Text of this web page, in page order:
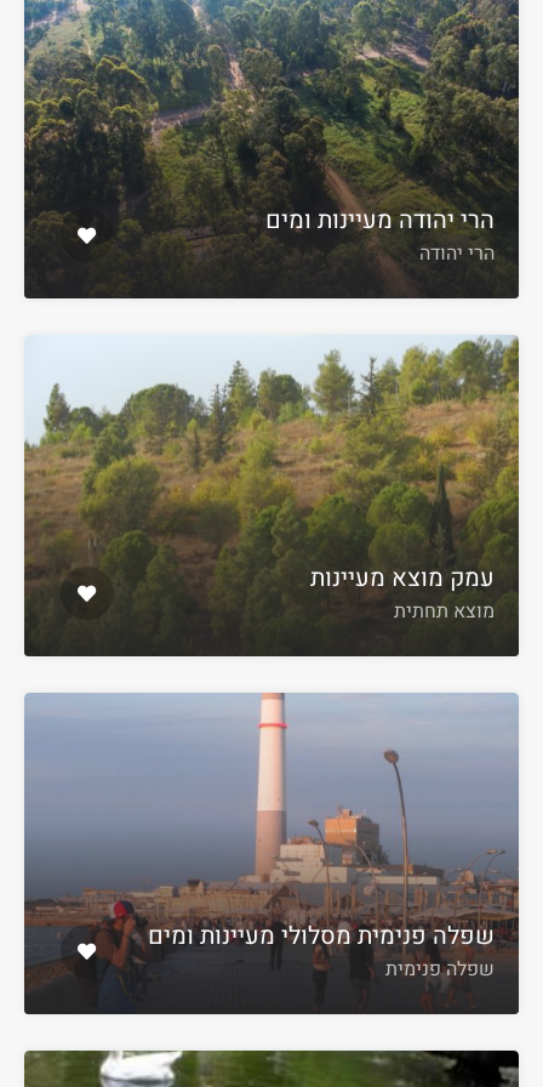
הרי יהודה מעיינות ומים
הרי יהודה
עמק מוצא מעיינות
מוצא תחתית
שפלה פנימית מסלולי מעיינות ומים
שפלה פנימית